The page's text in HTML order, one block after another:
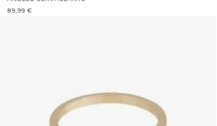
PREZZO NORMALE:
89,99 €